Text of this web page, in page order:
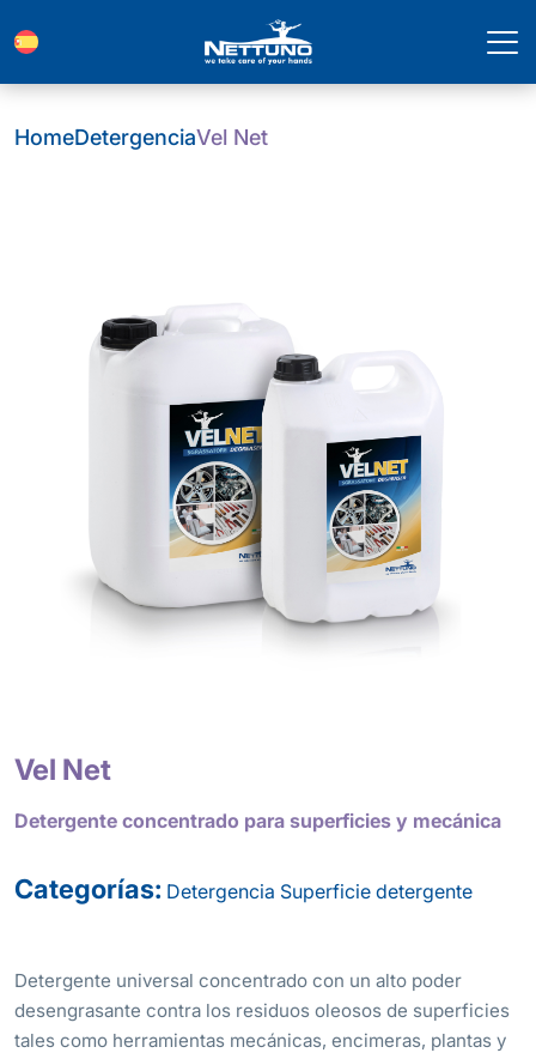
HomeDetergenciaVel Net
Vel Net
Detergente concentrado para superficies y mecánica
Categorías: Detergencia Superficie detergente
Detergente universal concentrado con un alto poder
desengrasante contra los residuos oleosos de superficies
tales como herramientas mecánicas, encimeras, plantas y